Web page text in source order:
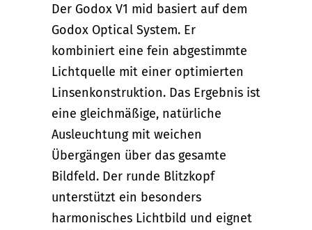
Der Godox V1 mid basiert auf dem
Godox Optical System. Er
kombiniert eine fein abgestimmte
Lichtquelle mit einer optimierten
Linsenkonstruktion. Das Ergebnis ist
eine gleichmäßige, natürliche
Ausleuchtung mit weichen
Übergängen über das gesamte
Bildfeld. Der runde Blitzkopf
unterstützt ein besonders
harmonisches Lichtbild und eignet